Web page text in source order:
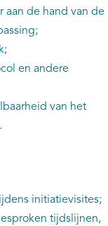
aan de hand van de
en andere
van het
initiatievisites;
tijdslijnen,